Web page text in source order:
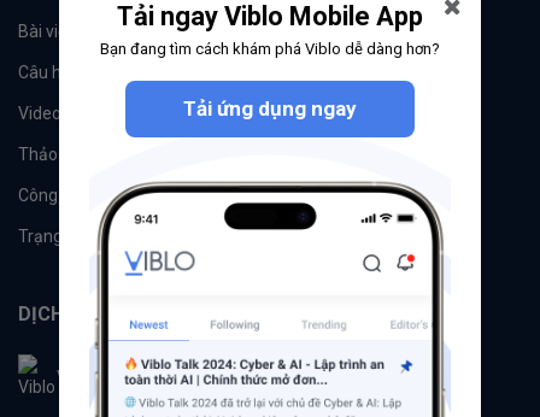
Bài viết Tổ chức
Câu hỏi
Videos Tác giả
Thảo luận
Công cụ Machine Learning
Trạng thái hệ thống
DỊCH VỤ
Viblo
Tải ngay Viblo Mobile App
Bạn đang tìm cách khám phá Viblo dễ dàng hơn?
Tải ứng dụng ngay